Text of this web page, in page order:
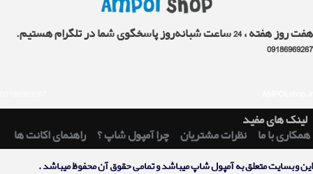
هفت روز هفته ، 24 ساعت شبانه‌روز پاسخگوی شما در تلگرام هستیم.
09186969267
لینک های مفید
همکاری با ما
نظرات مشتریان چرا آمپول شاپ ؟ راهنمای اکانت ها
اين وبسايت متعلق به آمپول شاپ ميباشد و تمامی حقوق آن محفوظ ميباشد .